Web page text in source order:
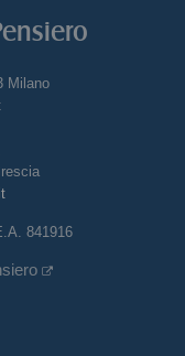
Milano
841916